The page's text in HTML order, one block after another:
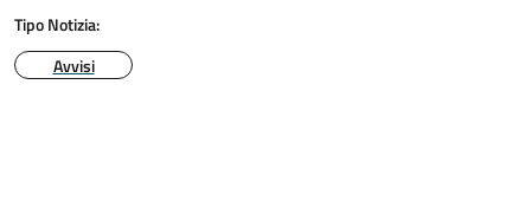
Tipo Notizia:
Avvisi